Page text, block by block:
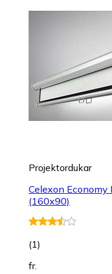
Projektordukar
Celexon
(160x90)
(1)
fr.